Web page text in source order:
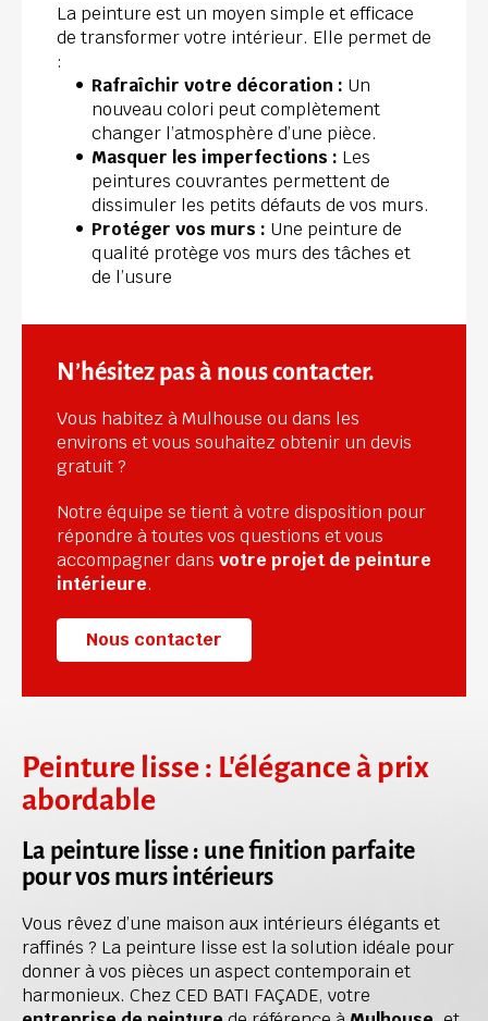
La peinture est un moyen simple et efficace
de transformer votre intérieur. Elle permet de
:
Rafraîchir votre décoration : Un
nouveau colori peut complètement
changer l’atmosphère d’une pièce.
Masquer les imperfections : Les
peintures couvrantes permettent de
dissimuler les petits défauts de vos murs.
Protéger vos murs : Une peinture de
qualité protège vos murs des tâches et
de l’usure
N’hésitez pas à nous contacter.
Vous habitez à Mulhouse ou dans les
environs et vous souhaitez obtenir un devis
gratuit ?
Notre équipe se tient à votre disposition pour
répondre à toutes vos questions et vous
accompagner dans votre projet de peinture
intérieure.
Nous contacter
Peinture lisse : L'élégance à prix
abordable
La peinture lisse : une finition parfaite
pour vos murs intérieurs
Vous rêvez d’une maison aux intérieurs élégants et
raffinés ? La peinture lisse est la solution idéale pour
donner à vos pièces un aspect contemporain et